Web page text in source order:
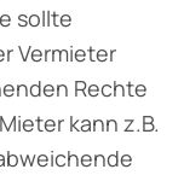
sollte
Vermieter
Rechte
kann z.B.